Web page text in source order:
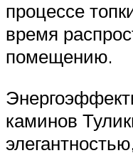
процессе
время
помещению.
каминов